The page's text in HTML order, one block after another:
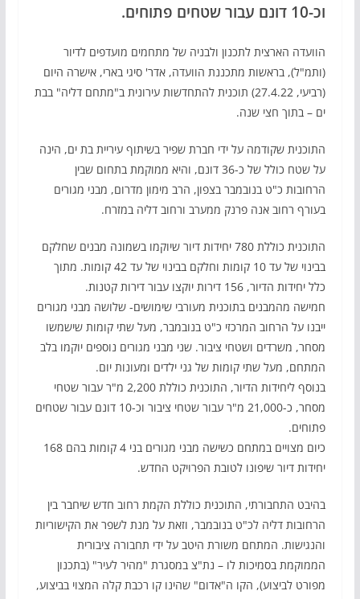
וכ-10 דונם עבור שטחים פתוחים.
הוועדה הארצית לתכנון ולבניה של מתחמים מועדפים לדיור
(ותמ"ל), בראשות מתכננת הוועדה, אדר' סיגי בארי, אישרה היום
(רביעי, 27.4.22) תוכנית להתחדשות עירונית ב"מתחם דליה" בבת
ים – בתוך חצי שנה.
התוכנית שקודמה על ידי חברת שפיר בשיתוף עיריית בת ים, הינה
על שטח כולל של כ-36 דונם, והיא ממוקמת בתחום שבין
הרחובות כ"ט בנובמבר בצפון, הרב מימון מדרום, מבני מגורים
בעורף רחוב אנה פרנק ממערב ורחוב דליה במזרח.
התוכנית כוללת 780 יחידות דיור שיוקמו בשמונה מבנים שחלקם
בבינוי של עד 10 קומות וחלקם בבינוי של עד 42 קומות. מתוך
כלל יחידות הדיור, 156 דירות יוקצו עבור דירות קטנות.
חמישה מהמבנים בתוכנית מעורבי שימושים- שלושה מבני מגורים
ייבנו על הרחוב המרכזי כ"ט בנובמבר, מעל שתי קומות שישמשו
מסחר, משרדים ושטחי ציבור. שני מבני מגורים נוספים יוקמו בלב
המתחם, מעל שתי קומות של גני ילדים ומעונות יום.
בנוסף ליחידות הדיור, התוכנית כוללת 2,200 מ"ר עבור שטחי
מסחר, כ-21,000 מ"ר עבור שטחי ציבור וכ-10 דונם עבור שטחים
פתוחים.
כיום מצויים במתחם כשישה מבני מגורים בני 4 קומות בהם 168
יחידות דיור שיפונו לטובת הפרויקט החדש.
בהיבט התחבורתי, התוכנית כוללת הקמת רחוב חדש שיחבר בין
הרחובות דליה לכ"ט בנובמבר, וזאת על מנת לשפר את הקישוריות
והנגישות. המתחם משורת היטב על ידי תחבורה ציבורית
הממוקמת בסמיכות לו – נת"צ במסגרת "מהיר לעיר" (בתכנון
מפורט לביצוע), הקו ה"אדום" שהינו קו רכבת קלה המצוי בביצוע,